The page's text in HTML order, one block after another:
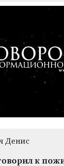
Денис
к